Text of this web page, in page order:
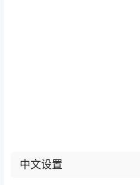
中文设置